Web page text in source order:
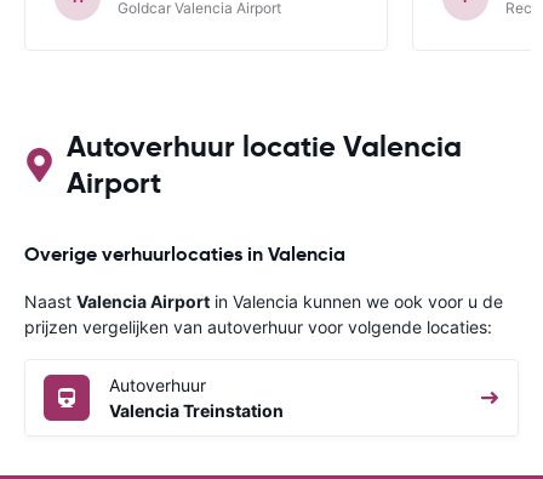
Goldcar Valencia Airport
Autoverhuur locatie Valencia
Airport
Overige verhuurlocaties in Valencia
Naast Valencia Airport in Valencia kunnen we ook voor u de
prijzen vergelijken van autoverhuur voor volgende locaties:
Autoverhuur
Valencia Treinstation